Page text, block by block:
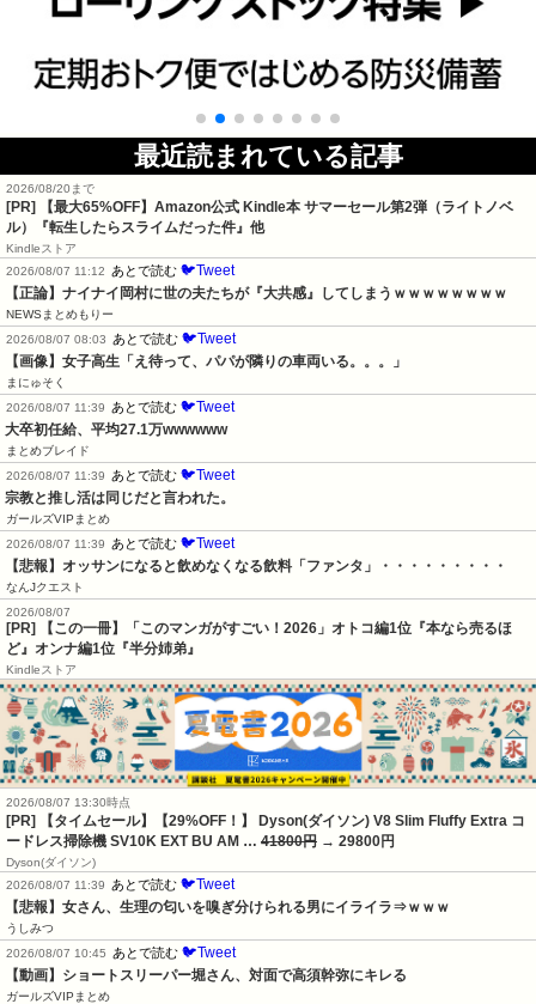
最近読まれている記事
2026/08/20まで
[PR]
【最大65%OFF】Amazon公式 Kindle本 サマーセール第2弾（ライトノベ
ル）『転生したらスライムだった件』他
Kindleストア
2026/08/07 11:12
あとで読む 🐦Tweet
【正論】ナイナイ岡村に世の夫たちが『大共感』してしまうｗｗｗｗｗｗｗｗ
NEWSまとめもりー
2026/08/07 08:03
あとで読む 🐦Tweet
【画像】女子高生「え待って、パパが隣りの車両いる。。。」
まにゅそく
2026/08/07 11:39
あとで読む 🐦Tweet
大卒初任給、平均27.1万wwwwww
まとめブレイド
2026/08/07 11:39
あとで読む 🐦Tweet
宗教と推し活は同じだと言われた。
ガールズVIPまとめ
2026/08/07 11:39
あとで読む 🐦Tweet
【悲報】オッサンになると飲めなくなる飲料「ファンタ」・・・・・・・・・
なんJクエスト
2026/08/07
[PR] 【この一冊】「このマンガがすごい！2026」オトコ編1位『本なら売るほ
ど』オンナ編1位『半分姉弟』
Kindleストア
2026/08/07 13:30時点
[PR] 【タイムセール】【29%OFF！】 Dyson(ダイソン) V8 Slim Fluffy Extra コ
ードレス掃除機 SV10K EXT BU AM … 41800円 → 29800円
Dyson(ダイソン)
2026/08/07 11:39
あとで読む 🐦Tweet
【悲報】女さん、生理の匂いを嗅ぎ分けられる男にイライラ⇒ｗｗｗ
うしみつ
2026/08/07 10:45
あとで読む 🐦Tweet
【動画】ショートスリーパー堀さん、対面で高須幹弥にキレる
ガールズVIPまとめ